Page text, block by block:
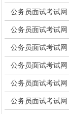
公务员面试考试
公务员面试考试
公务员面试考试
公务员面试考试
公务员面试考试
公务员面试考试